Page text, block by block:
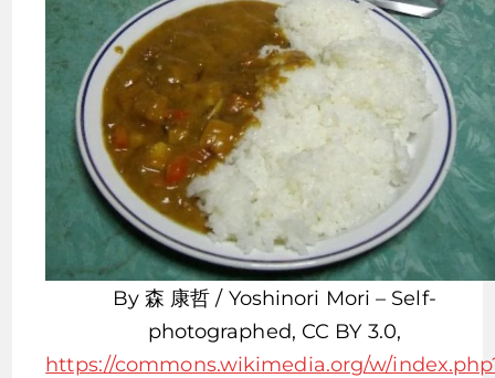
By 森 康哲 / Yoshinori Mori – Self-
photographed, CC BY 3.0,
https://commons.wikimedia.org/w/